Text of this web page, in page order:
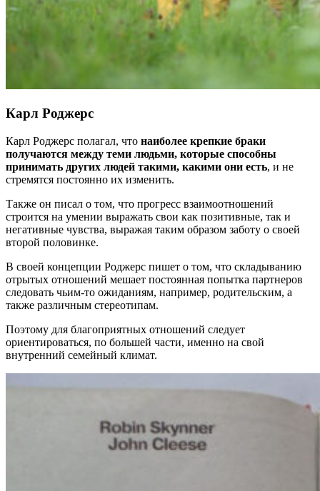
Карл Роджерс
Карл Роджерс полагал, что наиболее крепкие браки
получаются между теми людьми, которые способны
принимать других людей такими, какими они есть, и не
стремятся постоянно их изменить.
Также он писал о том, что прогресс взаимоотношений
строится на умении выражать свои как позитивные, так и
негативные чувства, выражая таким образом заботу о своей
второй половинке.
В своей концепции Роджерс пишет о том, что складыванию
отрытых отношений мешает постоянная попытка партнеров
следовать чьим-то ожиданиям, например, родительским, а
также различным стереотипам.
Поэтому для благоприятных отношений следует
ориентироваться, по большей части, именно на свой
внутренний семейный климат.